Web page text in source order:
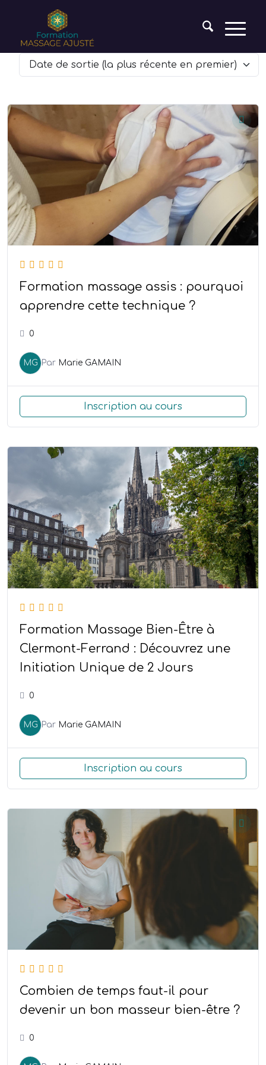
Date de sortie (la plus récente en premier)
Formation massage assis : pourquoi
apprendre cette technique ?
0
MG Par Marie GAMAIN
Inscription au cours
Formation Massage Bien-Être à
Clermont-Ferrand : Découvrez une
Initiation Unique de 2 Jours
0
MG Par Marie GAMAIN
Inscription au cours
Combien de temps faut-il pour
devenir un bon masseur bien-être ?
0